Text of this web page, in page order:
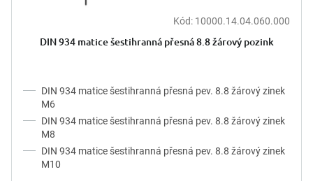
Kód: 10000.14.04.060.000
DIN 934 matice šestihranná přesná 8.8 žárový pozink
DIN 934 matice šestihranná přesná pev. 8.8 žárový zinek
M6
DIN 934 matice šestihranná přesná pev. 8.8 žárový zinek
M8
DIN 934 matice šestihranná přesná pev. 8.8 žárový zinek
M10